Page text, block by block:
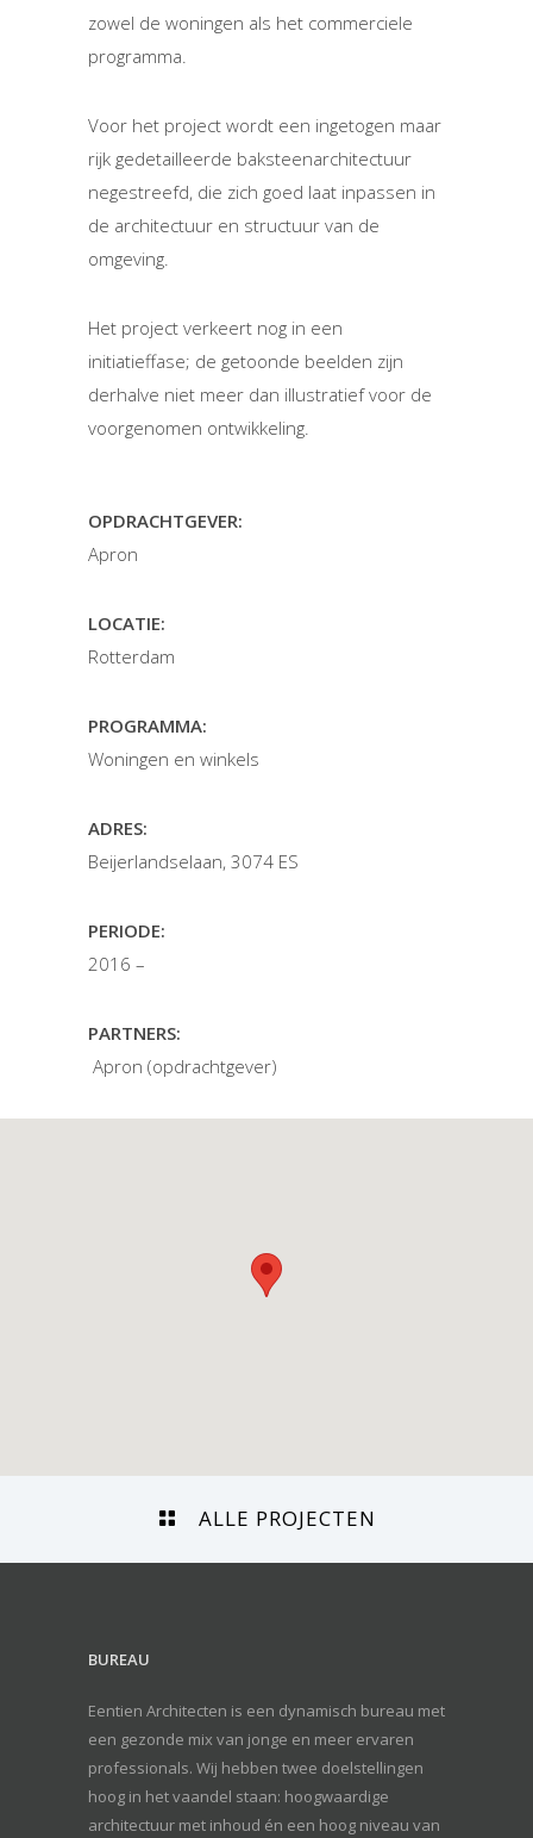
zowel de woningen als het commerciele
programma.
Voor het project wordt een ingetogen maar
rijk gedetailleerde baksteenarchitectuur
negestreefd, die zich goed laat inpassen in
de architectuur en structuur van de
omgeving.
Het project verkeert nog in een
initiatieffase; de getoonde beelden zijn
derhalve niet meer dan illustratief voor de
voorgenomen ontwikkeling.
OPDRACHTGEVER:
Apron
LOCATIE:
Rotterdam
PROGRAMMA:
Woningen en winkels
ADRES:
Beijerlandselaan, 3074 ES
PERIODE:
2016 –
PARTNERS:
Apron (opdrachtgever)
ALLE PROJECTEN
BUREAU
Eentien Architecten is een dynamisch bureau met
een gezonde mix van jonge en meer ervaren
professionals. Wij hebben twee doelstellingen
hoog in het vaandel staan: hoogwaardige
architectuur met inhoud én een hoog niveau van